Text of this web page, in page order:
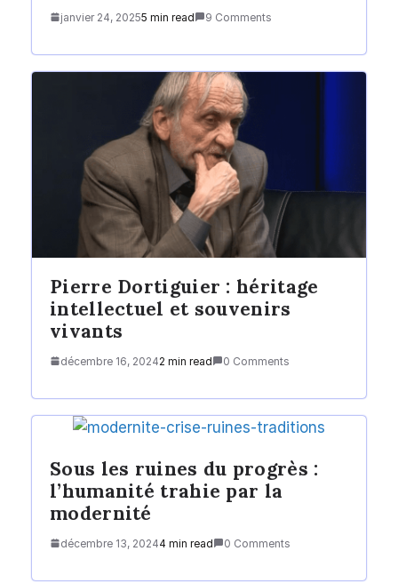
janvier 24, 20255 min read 9 Comments
Pierre Dortiguier : héritage
intellectuel et souvenirs
vivants
décembre 16, 20242 min read 0 Comments
Sous les ruines du progrès :
l’humanité trahie par la
modernité
décembre 13, 20244 min read 0 Comments